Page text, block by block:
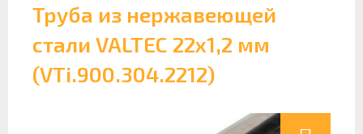
Труба из нержавеющей
стали VALTEC 22х1,2 мм
(VTi.900.304.2212)